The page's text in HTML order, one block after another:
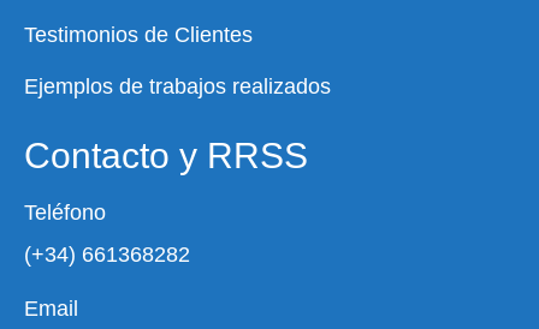
Testimonios de Clientes
Ejemplos de trabajos realizados
Contacto y RRSS
Teléfono
(+34) 661368282
Email